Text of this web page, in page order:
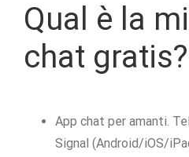
Qual è la
chat gratis?
App chat per amanti.
Signal (Android/iOS/